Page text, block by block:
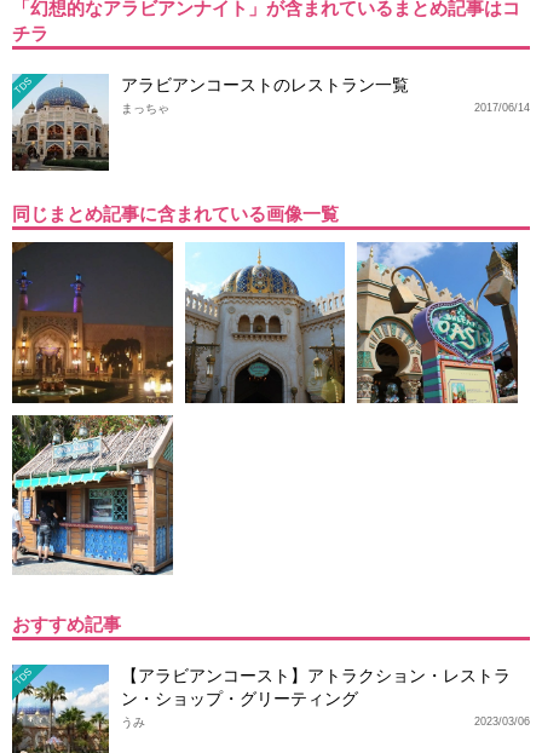
「幻想的なアラビアンナイト」が含まれているまとめ記事はコ
チラ
TDS アラビアンコーストのレストラン一覧
2017/06/14
まっちゃ
同じまとめ記事に含まれている画像一覧
おすすめ記事
TDS
【アラビアンコースト】アトラクション・レストラ
ン・ショップ・グリーティング
2023/03/06
うみ